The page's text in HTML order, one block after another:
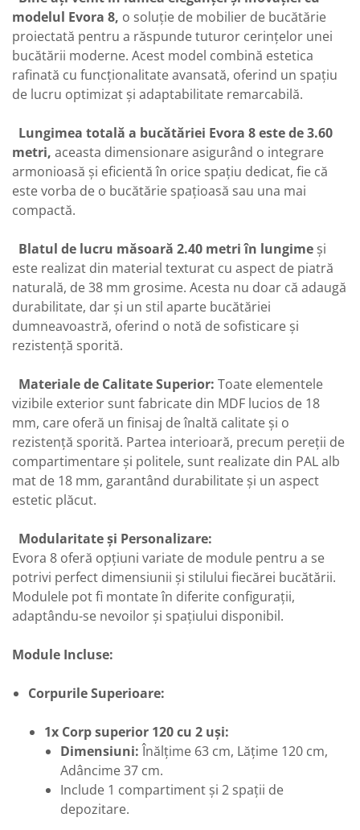
modelul Evora 8, o soluție de mobilier de bucătărie
proiectată pentru a răspunde tuturor cerințelor unei
bucătării moderne. Acest model combină estetica
rafinată cu funcționalitate avansată, oferind un spațiu
de lucru optimizat și adaptabilitate remarcabilă.
Lungimea totală a bucătăriei Evora 8 este de 3.60
metri, aceasta dimensionare asigurând o integrare
armonioasă și eficientă în orice spațiu dedicat, fie că
este vorba de o bucătărie spațioasă sau una mai
compactă.
Blatul de lucru măsoară 2.40 metri în lungime și
este realizat din material texturat cu aspect de piatră
naturală, de 38 mm grosime. Acesta nu doar că adaugă
durabilitate, dar și un stil aparte bucătăriei
dumneavoastră, oferind o notă de sofisticare și
rezistență sporită.
Materiale de Calitate Superior: Toate elementele
vizibile exterior sunt fabricate din MDF lucios de 18
mm, care oferă un finisaj de înaltă calitate și o
rezistență sporită. Partea interioară, precum pereții de
compartimentare și politele, sunt realizate din PAL alb
mat de 18 mm, garantând durabilitate și un aspect
estetic plăcut.
Modularitate și Personalizare:
Evora 8 oferă opțiuni variate de module pentru a se
potrivi perfect dimensiunii și stilului fiecărei bucătării.
Modulele pot fi montate în diferite configurații,
adaptându-se nevoilor și spațiului disponibil.
Module Incluse:
Corpurile Superioare:
1x Corp superior 120 cu 2 uși:
Dimensiuni:Înălțime 63 cm, Lățime 120 cm,
Adâncime 37 cm.
Include 1 compartiment și 2 spații de
depozitare.